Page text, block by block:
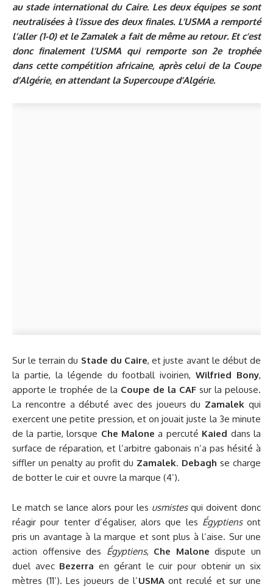
au stade international du Caire. Les deux équipes se sont
neutralisées à l’issue des deux finales. L’USMA a remporté
l’aller (1-0) et le Zamalek a fait de même au retour. Et c’est
donc finalement l’USMA qui remporte son 2e trophée
dans cette compétition africaine, après celui de la Coupe
d’Algérie, en attendant la Supercoupe d’Algérie.
Sur le terrain du Stade du Caire, et juste avant le début de
la partie, la légende du football ivoirien,Wilfried Bony,
apporte le trophée de la Coupe de la CAF sur la pelouse.
La rencontre a débuté avec des joueurs du Zamalek qui
exercent une petite pression, et on jouait juste la 3e minute
de la partie, lorsque Che Malone a percuté Kaied dans la
surface de réparation, et l’arbitre gabonais n’a pas hésité à
siffler un penalty au profit du Zamalek. Debagh se charge
de botter le cuir et ouvre la marque (4’).
Le match se lance alors pour les usmistesqui doivent donc
réagir pour tenter d’égaliser, alors que les Égyptiensont
pris un avantage à la marque et sont plus à l’aise. Sur une
action offensive des Égyptiens, Che Malone dispute un
duel avec Bezerra en gérant le cuir pour obtenir un six
mètres (11’). Les joueurs de l’USMAont reculé et sur une